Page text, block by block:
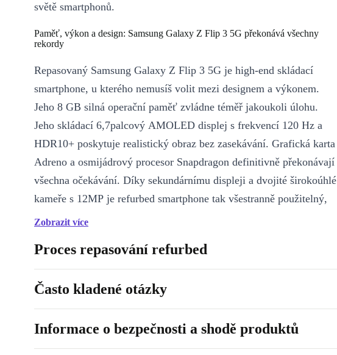
světě smartphonů.
Paměť, výkon a design: Samsung Galaxy Z Flip 3 5G překonává všechny
rekordy
Repasovaný Samsung Galaxy Z Flip 3 5G je high-end skládací
smartphone, u kterého nemusíš volit mezi designem a výkonem.
Jeho 8 GB silná operační paměť zvládne téměř jakoukoli úlohu.
Jeho skládací 6,7palcový AMOLED displej s frekvencí 120 Hz a
HDR10+ poskytuje realistický obraz bez zasekávání. Grafická karta
Adreno a osmijádrový procesor Snapdragon definitivně překonávají
všechna očekávání. Díky sekundárnímu displeji a dvojité širokoúhlé
kameře s 12MP je refurbed smartphone tak všestranně použitelný,
jako málokteré jiné zařízení. Přesvědč se sám a kup si ho ještě
8 GB operační paměť
skládací AMOLED displej
kompatibilní s 5G
Zobrazit více
Proces repasování refurbed
Často kladené otázky
Informace o bezpečnosti a shodě produktů